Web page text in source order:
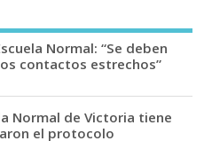
Normal: “Se deben
contactos estrechos”
Normal de Victoria tiene
el protocolo